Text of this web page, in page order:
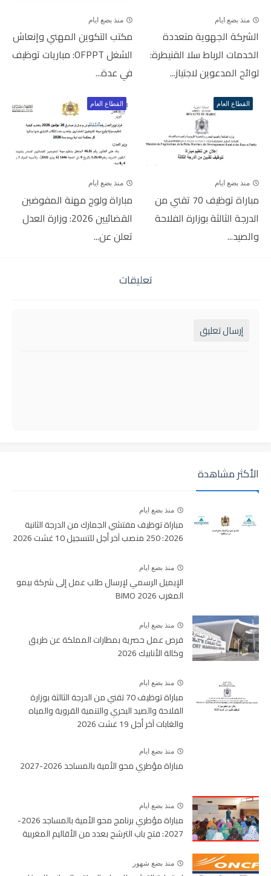
منذ بضع ايام
الشركة الجهوية متعددة
الخدمات الرباط سلا القنيطرة:
لوائح المدعوين لاجتياز...
منذ بضع ايام
مكتب التكوين المهني وإنعاش
الشغل OFPPT: مباريات توظيف
في عدة...
القطاع العام
منذ بضع ايام
مباراة توظيف 70 تقني من
الدرجة الثالثة بوزارة الفلاحة
والصيد...
القطاع العام
منذ بضع ايام
مباراة ولوج مهنة المفوضين
القضائيين 2026: وزارة العدل
تعلن عن...
تعليقات
إرسال تعليق
الأكثر مشاهدة
منذ بضع ايام
مباراة توظيف مفتشي الجمارك من الدرجة الثانية
2026: 250 منصب آخر أجل للتسجيل 10 غشت 2026
منذ بضع ايام
الإيميل الرسمي لإرسال طلب عمل إلى شركة بيمو
المغرب BIMO 2026
منذ بضع ايام
فرص عمل حصرية بمطارات المملكة عن طريق
وكالة الأنابيك 2026
منذ بضع ايام
مباراة توظيف 70 تقني من الدرجة الثالثة بوزارة
الفلاحة والصيد البحري والتنمية القروية والمياه
والغابات آخر أجل 19 غشت 2026
منذ بضع ايام
مباراة مؤطري محو الأمية بالمساجد 2026-2027
منذ بضع ايام
مباراة مؤطري برنامج محو الأمية بالمساجد 2026-
2027: فتح باب الترشح بعدد من الأقاليم المغربية
منذ بضع شهور